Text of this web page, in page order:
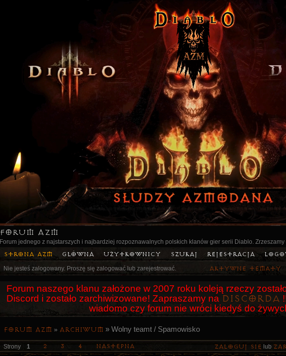
Forum AZM
Forum jednego z najstarszych i najbardziej rozpoznawalnych polskich klanów gier serii Diablo.
Strona AZM Główna Użytkownicy Szukaj Rejestracja
Nie jesteś zalogowany. Proszę się zalogować lub zarejestrować. Aktywne tematy
Forum naszego klanu założone w 2007 roku koleją rzeczy
Discord i zostało zarchiwizowane! Zapraszamy na Discorda
wiadomo czy forum nie wróci kiedyś do
Forum AZM » Archiwum »Wolny teamt / Spamowisko
Strony 1 2 3 4 Następna Zaloguj się lub